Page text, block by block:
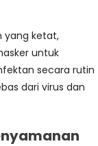
yang ketat,
untuk
secara rutin
dari virus dan